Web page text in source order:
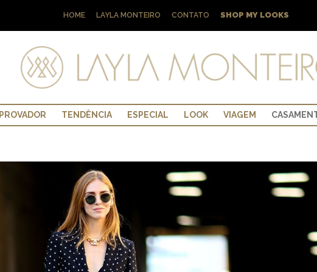
HOME LAYLA MONTEIRO CONTATO SHOP MY LOOKS
PROVADOR TENDÊNCIA ESPECIAL LOOK VIAGEM